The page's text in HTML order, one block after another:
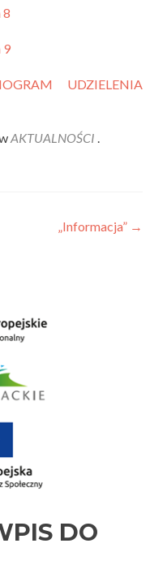
8
9
UDZIELENIA
AKTUALNOŚCI .
„Informacja” →
DO